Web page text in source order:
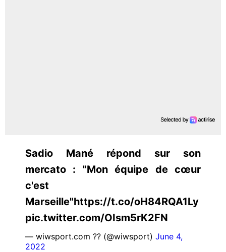
Sadio Mané répond sur son
mercato : "Mon équipe de cœur
c'est
Marseille"https://t.co/oH84RQA1Ly
pic.twitter.com/OIsm5rK2FN
— wiwsport.com ?? (@wiwsport) June 4,
2022